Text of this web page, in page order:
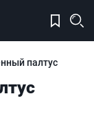
палтус